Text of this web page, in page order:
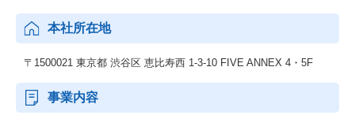
本社所在地
〒1500021 東京都 渋谷区 恵比寿西 1‐3‐10 FIVE ANNEX 4・5F
事業内容